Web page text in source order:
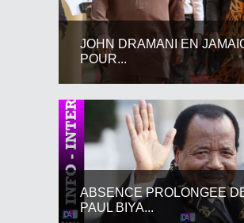
JOHN DRAMANI EN
POUR...
ABSENCE PROLONGEE
PAUL BIYA...